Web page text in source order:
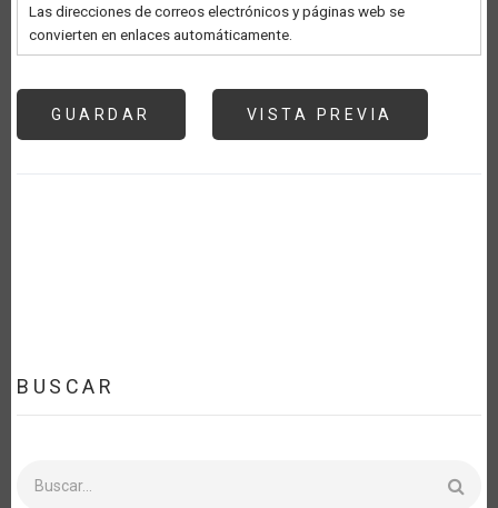
Las direcciones de correos electrónicos y páginas web se
convierten en enlaces automáticamente.
BUSCAR